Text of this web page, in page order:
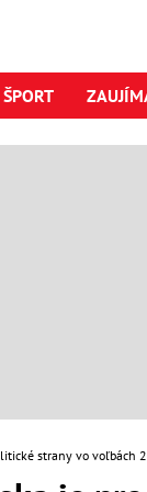
ŠPORT
strany vo voľbách